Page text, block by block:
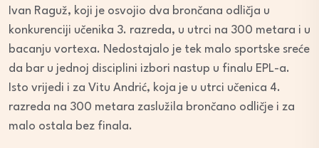
Ivan Raguž, koji je osvojio dva brončana odličja u
konkurenciji učenika 3. razreda, u utrci na 300 metara i u
bacanju vortexa. Nedostajalo je tek malo sportske sreće
da bar u jednoj disciplini izbori nastup u finalu EPL-a.
Isto vrijedi i za Vitu Andrić, koja je u utrci učenica 4.
razreda na 300 metara zaslužila brončano odličje i za
malo ostala bez finala.